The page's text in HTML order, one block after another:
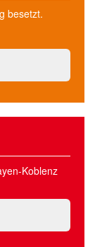
besetzt.
Koblenz